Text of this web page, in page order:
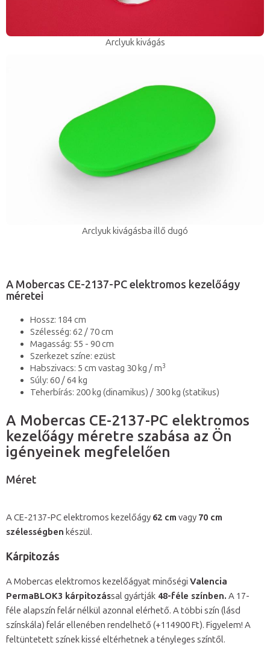
Arclyuk kivágás
Arclyuk kivágásba illő dugó
A Mobercas CE-2137-PC elektromos kezelőágy
méretei
Hossz: 184 cm
Szélesség: 62 / 70 cm
Magasság: 55 - 90 cm
Szerkezet színe: ezüst
Habszivacs: 5 cm vastag 30 kg / m3
Súly: 60 / 64 kg
Teherbírás: 200 kg (dinamikus) / 300 kg (statikus)
A Mobercas CE-2137-PC elektromos
kezelőágy méretre szabása az Ön
igényeinek megfelelően
Méret
A CE-2137-PC elektromos kezelőágy 62 cm vagy 70 cm
szélességben készül.
Kárpitozás
A Mobercas elektromos kezelőágyat minőségi Valencia
PermaBLOK3 kárpitozással gyártják 48-féle színben. A 17-
féle alapszín felár nélkül azonnal elérhető. A többi szín (lásd
színskála) felár ellenében rendelhető (+114900 Ft). Figyelem! A
feltüntetett színek kissé eltérhetnek a tényleges színtől.